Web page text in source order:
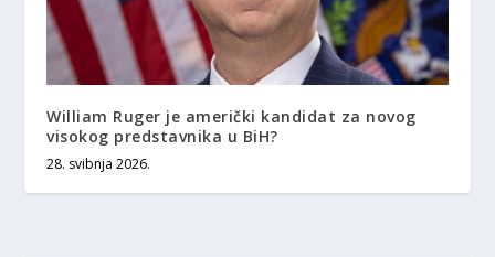
William Ruger je američki kandidat za novog
visokog predstavnika u BiH?
28. svibnja 2026.